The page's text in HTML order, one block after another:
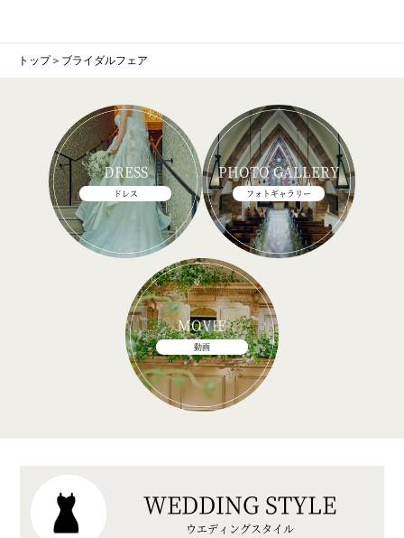
トップ＞ ブライダルフェア
DRESS
ドレス
PHOTO GALLERY
フォトギャラリー
MOVIE
動画
WEDDING STYLE
ウエディングスタイル